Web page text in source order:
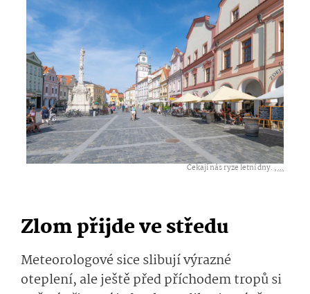
Čekají nás ryze letní dny. ,...
Zlom přijde ve středu
Meteorologové sice slibují výrazné
oteplení, ale ještě před příchodem tropů si